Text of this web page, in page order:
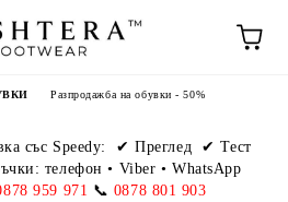
Разпродажба на обувки - 50%
със Speedy:
✔ Преглед ✔ Тест
телефон• Viber • WhatsApp
959 971 📞 0878 801 903